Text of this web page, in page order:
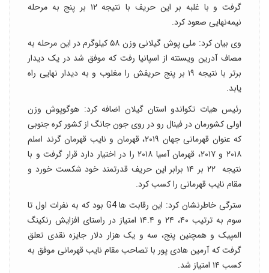
گرفت و با غلبه بر این حریف با نتیجه ۱۲ بر پنج به مرحله
نیمه‌نهایی صعود کرد.
وی بیان کرد: ملی پوش گیلانی وزن ۵۸ کیلوگرم در این مرحله به
مصاف آدرین ویسنته از اسپانیا رفت که موفق شد در یک دیدار
برتر با نتیجه ۱۹ بر پنج حریفش را مغلوب و به دیدار نهایی راه
یابد.
رئیس هیات تکواندو استان گیلان اضافه کرد: هوگوپوش وزن
اولی کشورمان در فینال رو در روی جون جانگ از کشور کره‌ جنوبی
که عنوان قهرمانی جهان ۲۰۱۹، قهرمان و نایب قهرمان گرند اسلم
۲۰۱۸ و ۲۰۱۷، قهرمان آسیا ۲۰۱۸ را در اختیار دارد قرار گرفت و با
نتیجه ۲۲ بر ۱۴ برابر این حریف قدرتمند خود شکست خورد و
مقام نایب قهرمانی را کسب کرد.
سترگی خاطرنشان کرد: این رقابت ها G4 بود که به نفرات اول تا
سوم به ترتیب ۴۰، ۲۴ و ۱۴.۴ امتیاز در راستای افزایش رنکینگ
المپیک و همچنین پنج، سه و یک هزار دلار جایزه نقدی تعلق
گرفت که آرمین هادی پور با تصاحب مقام نایب قهرمانی موفق به
کسب ۱۴ امتیاز شد.